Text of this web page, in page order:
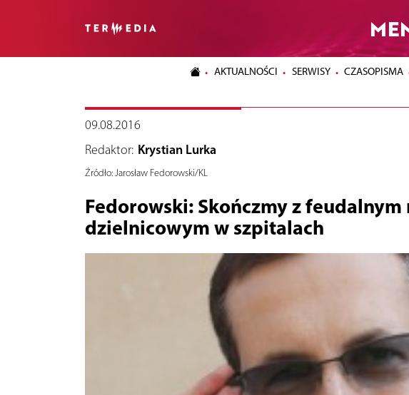
AKTUALNOŚCI SERWISY CZASOPISMA
09.08.2016
Redaktor: Krystian Lurka
Źródło:Jarosław Fedorowski/KL
Fedorowski: Skończmy z
dzielnicowym w szpitalach